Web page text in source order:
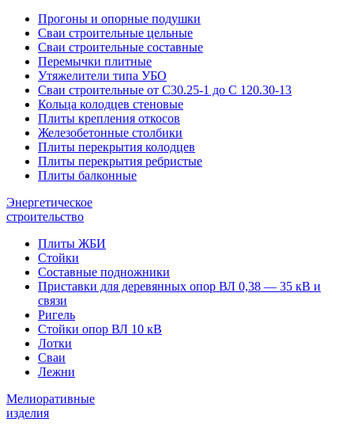
Прогоны и опорные подушки
Сваи строительные цельные
Сваи строительные составные
Перемычки плитные
Утяжелители типа УБО
Сваи строительные от С30.25-1 до С 120.30-13
Кольца колодцев стеновые
Плиты крепления откосов
Железобетонные столбики
Плиты перекрытия колодцев
Плиты перекрытия ребристые
Плиты балконные
Энергетическое
строительство
Плиты ЖБИ
Стойки
Составные подножники
Приставки для деревянных опор ВЛ 0,38 — 35 кВ и
связи
Ригель
Стойки опор ВЛ 10 кВ
Лотки
Сваи
Лежни
Мелиоративные
изделия